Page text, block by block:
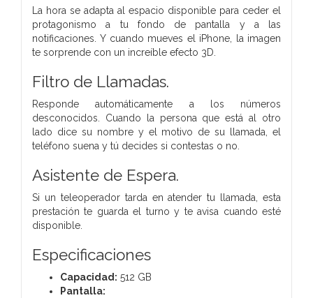
La hora se adapta al espacio disponible para ceder el
protagonismo a tu fondo de pantalla y a las
notificaciones. Y cuando mueves el iPhone, la imagen
te sorprende con un increíble efecto 3D.
Filtro de Llamadas.
Responde automáticamente a los números
desconocidos. Cuando la persona que está al otro
lado dice su nombre y el motivo de su llamada, el
teléfono suena y tú decides si contestas o no.
Asistente de Espera.
Si un teleoperador tarda en atender tu llamada, esta
prestación te guarda el turno y te avisa cuando esté
disponible.
Especificaciones
Capacidad: 512 GB
Pantalla: